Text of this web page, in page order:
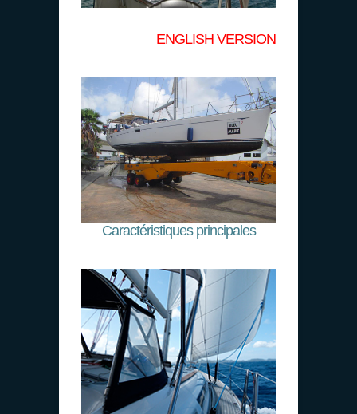
ENGLISH VERSION
Caractéristiques principales